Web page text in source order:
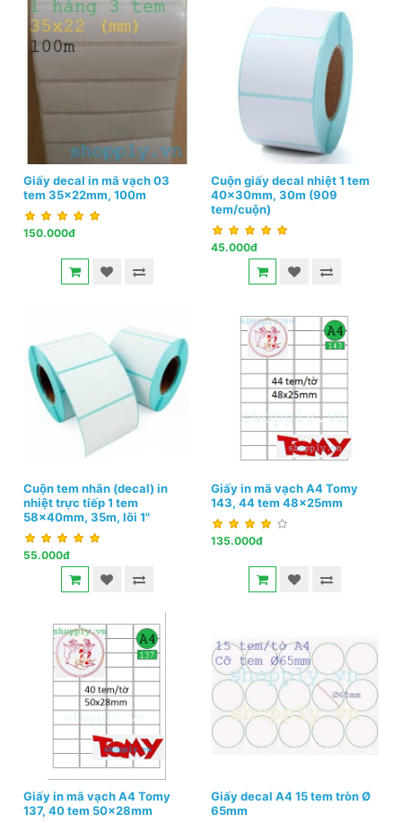
Giấy decal in mã vạch 03
tem 35x22mm, 100m
150.000đ
Cuộn giấy decal nhiệt 1 tem
40x30mm, 30m (909
tem/cuộn)
45.000đ
Cuộn tem nhãn (decal) in
nhiệt trực tiếp 1 tem
58x40mm, 35m, lõi 1"
55.000đ
Giấy in mã vạch A4 Tomy
143, 44 tem 48x25mm
135.000đ
Giấy in mã vạch A4 Tomy
137, 40 tem 50x28mm
Giấy decal A4 15 tem tròn Ø
65mm